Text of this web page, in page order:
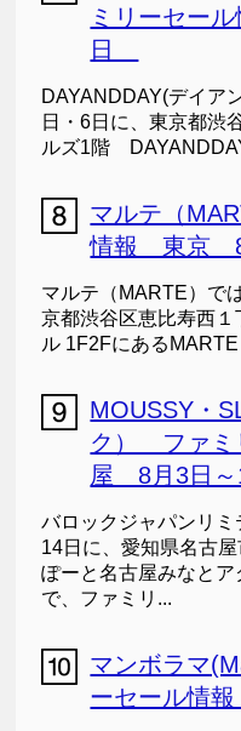
ミリーセー
日
DAYANDDAY(デイア
日・6日に、東京都渋
ルズ1階
マルテ（
情報 東京 8
マルテ（MARTE）で
京都渋谷区恵比寿西
ル 1F2Fにある
MOUSSY・
ク） ファミ
屋 8月3日～
バロックジャパンリ
14日に、愛知県名古
ぽーと名古屋みなと
で、ファミリ...
マンボラマ
ーセール情